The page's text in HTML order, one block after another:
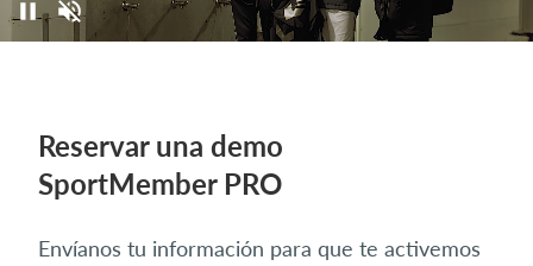
Reservar una demo
SportMember PRO
Envíanos tu información para que te activemos